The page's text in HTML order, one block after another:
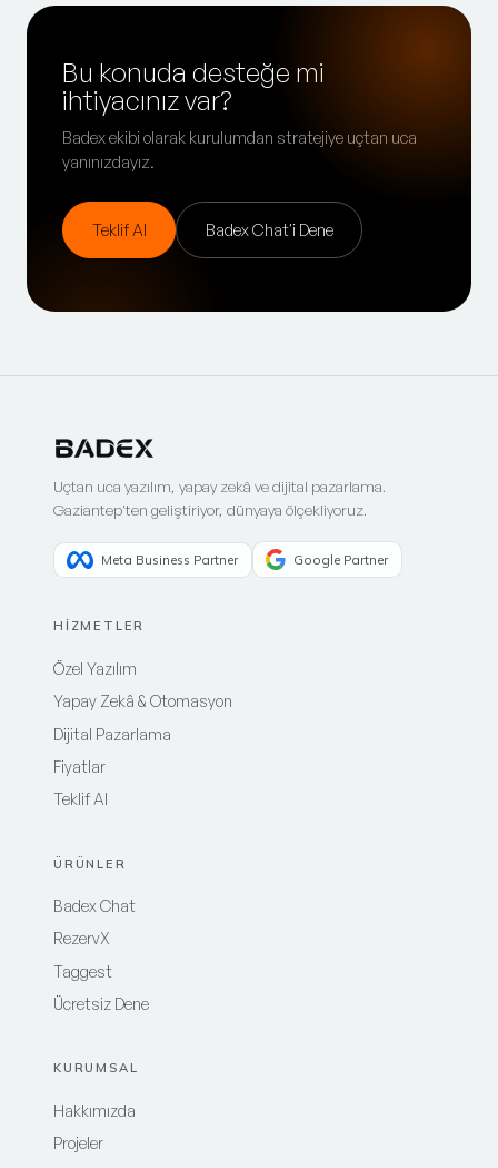
Bu konuda desteğe mi
ihtiyacınız var?
Badex ekibi olarak kurulumdan stratejiye uçtan uca
yanınızdayız.
Teklif Al Badex Chat'i Dene
Uçtan uca yazılım, yapay zekâ ve dijital pazarlama.
Gaziantep'ten geliştiriyor, dünyaya ölçekliyoruz.
Meta Business Partner Google Partner
HİZMETLER
Özel Yazılım
Yapay Zekâ & Otomasyon
Dijital Pazarlama
Fiyatlar
Teklif Al
ÜRÜNLER
Badex Chat
RezervX
Taggest
Ücretsiz Dene
KURUMSAL
Hakkımızda
Projeler